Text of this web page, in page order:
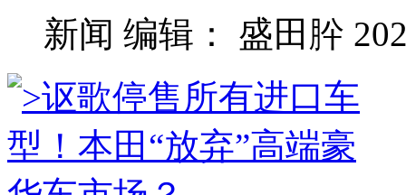
新闻 编辑： 盛田肸